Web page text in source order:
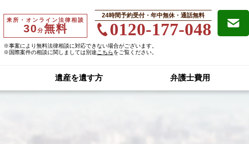
来所・オンライン法律相談
30分無料
24時間予約受付・年中無休・通話無料
0120-177-048
※事案により無料法律相談に対応できない場合がございます。
※国際案件の相談に関しましては別途 こちらをご覧ください。
遺産を遺す方 弁護士費用